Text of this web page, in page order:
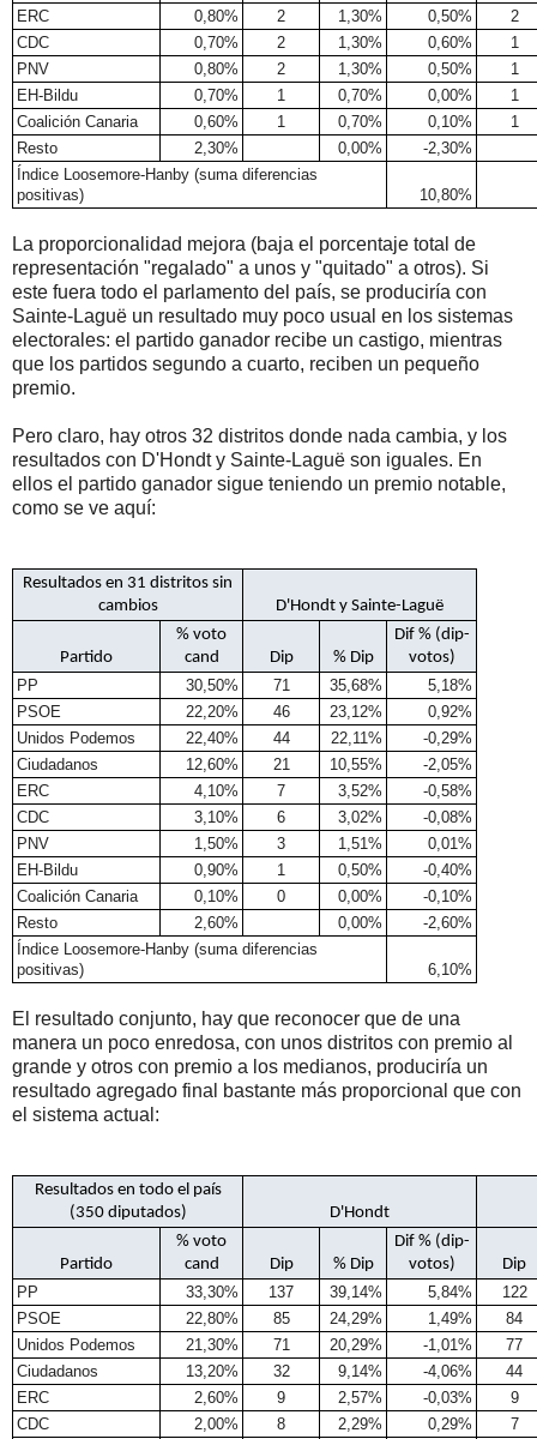
ERC
0,80% 2 1,30% 0,50%
2
CDC
0,70% 2 1,30% 0,60%
1
PNV
0,80% 2 1,30% 0,50%
1
EH-Bildu
0,70% 1 0,70% 0,00%
1
Coalición Canaria
0,60% 1 0,70% 0,10%
1
Resto
2,30% 0,00%
-2,30%
Índice Loosemore-Hanby (suma diferencias
positivas)
10,80%
La proporcionalidad mejora (baja el porcentaje total de
representación "regalado" a unos y "quitado" a otros). Si
este fuera todo el parlamento del país, se produciría con
Sainte-Laguë un resultado muy poco usual en los sistemas
electorales: el partido ganador recibe un castigo, mientras
que los partidos segundo a cuarto, reciben un pequeño
premio.
Pero claro, hay otros 32 distritos donde nada cambia, y los
resultados con D'Hondt y Sainte-Laguë son iguales. En
ellos el partido ganador sigue teniendo un premio notable,
como se ve aquí:
Resultados en 31 distritos sin
cambios
D'Hondt y Sainte-Laguë
Partido
% voto
cand
Dip % Dip
Dif % (dip-
votos)
PP
30,50% 71 35,68%
5,18%
PSOE
22,20% 46 23,12%
0,92%
Unidos Podemos
22,40% 44 22,11%
-0,29%
Ciudadanos
12,60% 21 10,55%
-2,05%
ERC
4,10% 7 3,52%
-0,58%
CDC
3,10% 6 3,02%
-0,08%
PNV
1,50% 3 1,51%
0,01%
EH-Bildu
0,90% 1 0,50%
-0,40%
Coalición Canaria
0,10% 0 0,00%
-0,10%
Resto
2,60% 0,00%
-2,60%
Índice Loosemore-Hanby (suma diferencias
positivas)
6,10%
El resultado conjunto, hay que reconocer que de una
manera un poco enredosa, con unos distritos con premio al
grande y otros con premio a los medianos, produciría un
resultado agregado final bastante más proporcional que con
el sistema actual:
Resultados en todo el país
(350 diputados)
D'Hondt
Partido
% voto
cand
Dip % Dip
Dif % (dip-
votos)
Dip
PP
33,30% 137 39,14% 5,84%
122
PSOE
22,80% 85 24,29% 1,49%
84
Unidos Podemos
21,30% 71 20,29% -1,01%
77
Ciudadanos
13,20% 32 9,14% -4,06%
44
ERC
2,60% 9 2,57% -0,03%
9
CDC
2,00% 8 2,29% 0,29%
7